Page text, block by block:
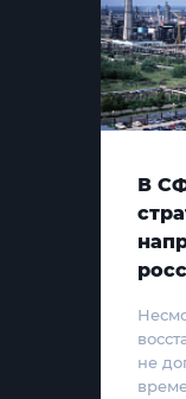
В
не